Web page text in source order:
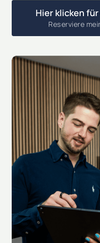
Hier klicken für
Reserviere